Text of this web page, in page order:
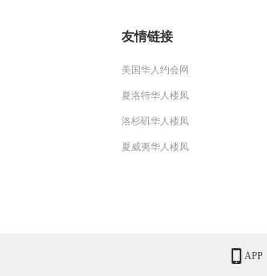
友情链接
美国华人约会网
夏洛特华人楼凤
洛杉矶华人楼凤
夏威夷华人楼凤
APP